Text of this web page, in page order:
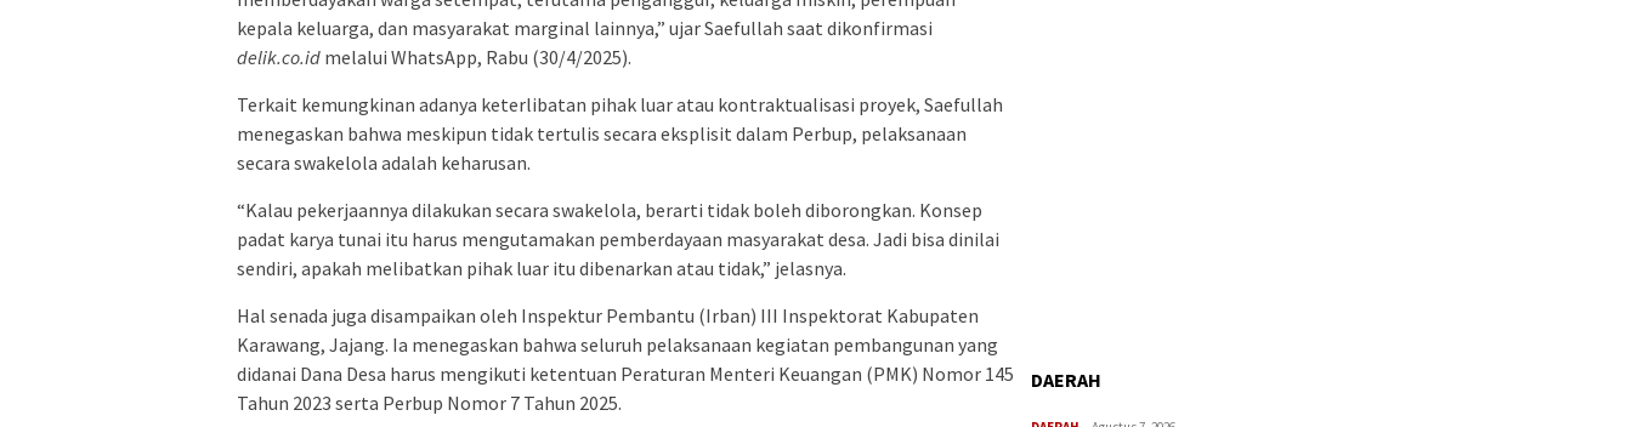
kepala keluarga, dan masyarakat marginal lainnya,” ujar Saefullah saat dikonfirmasi
delik.co.id melalui WhatsApp, Rabu (30/4/2025).
Terkait kemungkinan adanya keterlibatan pihak luar atau kontraktualisasi proyek, Saefullah
menegaskan bahwa meskipun tidak tertulis secara eksplisit dalam Perbup, pelaksanaan
secara swakelola adalah keharusan.
“Kalau pekerjaannya dilakukan secara swakelola, berarti tidak boleh diborongkan. Konsep
padat karya tunai itu harus mengutamakan pemberdayaan masyarakat desa. Jadi bisa dinilai
sendiri, apakah melibatkan pihak luar itu dibenarkan atau tidak,” jelasnya.
Hal senada juga disampaikan oleh Inspektur Pembantu (Irban) III Inspektorat Kabupaten
Karawang, Jajang. Ia menegaskan bahwa seluruh pelaksanaan kegiatan pembangunan yang
didanai Dana Desa harus mengikuti ketentuan Peraturan Menteri Keuangan (PMK) Nomor 145
Tahun 2023 serta Perbup Nomor 7 Tahun 2025.
DAERAH